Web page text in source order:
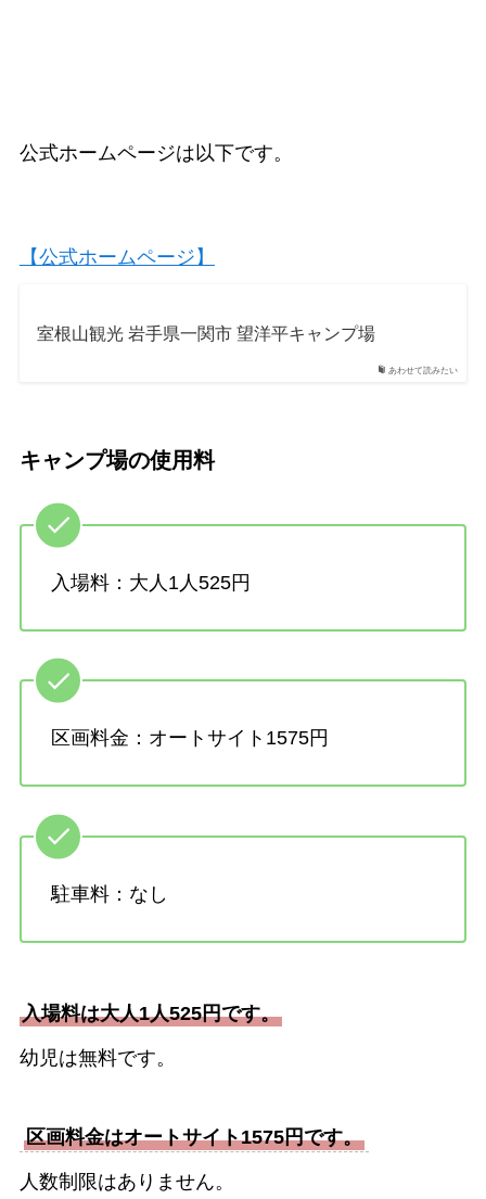
公式ホームページは以下です。
【公式ホームページ】
あわせて読みたい
室根山観光 岩手県一関市 望洋平キャンプ場
キャンプ場の使用料
入場料：大人1人525円
区画料金：オートサイト1575円
駐車料：なし
入場料は大人1人525円です。
幼児は無料です。
区画料金はオートサイト1575円です。
人数制限はありません。